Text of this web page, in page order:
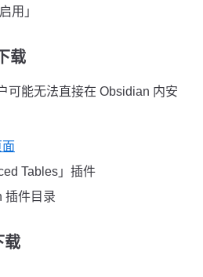
用」
载
可能无法直接在 Obsidian 内安
Tables」插件
插件目录
载